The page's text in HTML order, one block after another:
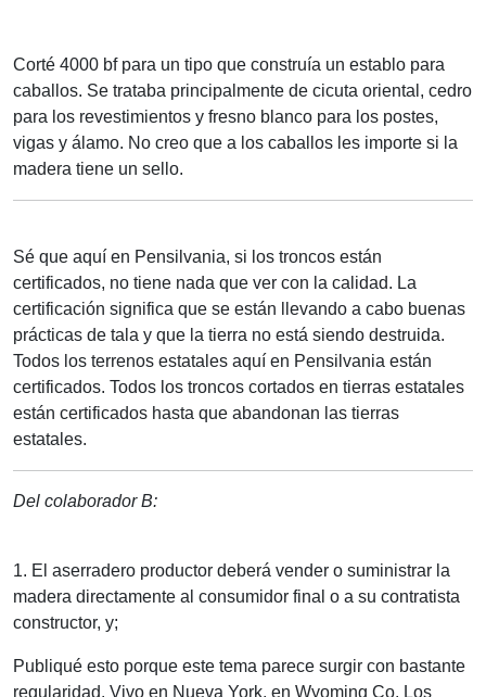
Corté 4000 bf para un tipo que construía un establo para
caballos. Se trataba principalmente de cicuta oriental, cedro
para los revestimientos y fresno blanco para los postes,
vigas y álamo. No creo que a los caballos les importe si la
madera tiene un sello.
Sé que aquí en Pensilvania, si los troncos están
certificados, no tiene nada que ver con la calidad. La
certificación significa que se están llevando a cabo buenas
prácticas de tala y que la tierra no está siendo destruida.
Todos los terrenos estatales aquí en Pensilvania están
certificados. Todos los troncos cortados en tierras estatales
están certificados hasta que abandonan las tierras
estatales.
Del colaborador B:
1. El aserradero productor deberá vender o suministrar la
madera directamente al consumidor final o a su contratista
constructor, y;
Publiqué esto porque este tema parece surgir con bastante
regularidad. Vivo en Nueva York, en Wyoming Co. Los